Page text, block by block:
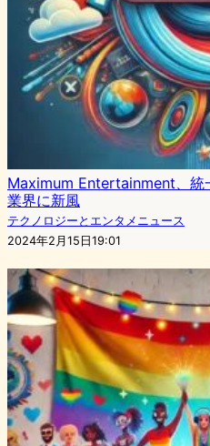
Maximum Entertainment、統
業界に新風
テクノロジーとエンタメニュース
2024年2月15日19:01